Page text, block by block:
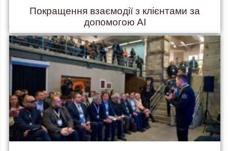
Покращення взаємодії з клієнтами за
допомогою AI